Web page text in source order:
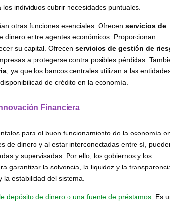
individuos cubrir necesidades puntuales.
otras funciones esenciales. Ofrecenservicios de
dinero entre agentes económicos. Proporcionan
su capital. Ofrecenservicios de gestión de
a protegerse contra posibles pérdidas.
, ya que los bancos centrales utilizan a las
de crédito en la economía.
Financiera
para el buen funcionamiento de la economía
de dinero y al estar interconectadas entre sí,
y supervisadas. Por ello, los gobiernos y los
garantizar la solvencia, la liquidez y la
estabilidad del sistema.
depósito de dinero o una fuente de préstamos . Es